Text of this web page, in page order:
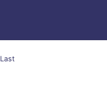
Last